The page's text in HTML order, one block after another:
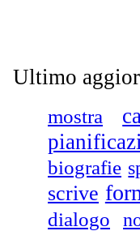
Ultimo
mostra
biografie
scrive
dialogo